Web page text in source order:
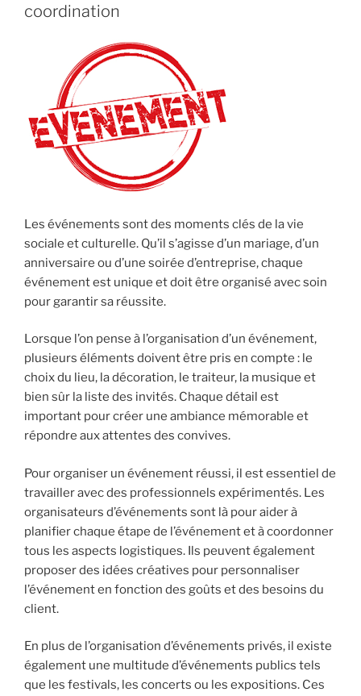
coordination
Les événements sont des moments clés de la vie
sociale et culturelle. Qu’il s’agisse d’un mariage, d’un
anniversaire ou d’une soirée d’entreprise, chaque
événement est unique et doit être organisé avec soin
pour garantir sa réussite.
Lorsque l’on pense à l’organisation d’un événement,
plusieurs éléments doivent être pris en compte : le
choix du lieu, la décoration, le traiteur, la musique et
bien sûr la liste des invités. Chaque détail est
important pour créer une ambiance mémorable et
répondre aux attentes des convives.
Pour organiser un événement réussi, il est essentiel de
travailler avec des professionnels expérimentés. Les
organisateurs d’événements sont là pour aider à
planifier chaque étape de l’événement et à coordonner
tous les aspects logistiques. Ils peuvent également
proposer des idées créatives pour personnaliser
l’événement en fonction des goûts et des besoins du
client.
En plus de l’organisation d’événements privés, il existe
également une multitude d’événements publics tels
que les festivals, les concerts ou les expositions. Ces